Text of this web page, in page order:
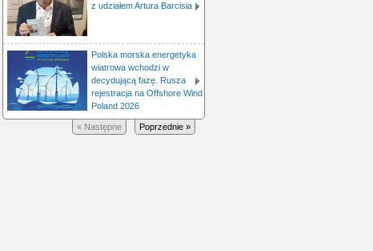
z udziałem Artura Barcisia
Polska morska energetyka
wiatrowa wchodzi w
decydującą fazę. Rusza
rejestracja na Offshore Wind
Poland 2026
Poprzednie »
« Następne